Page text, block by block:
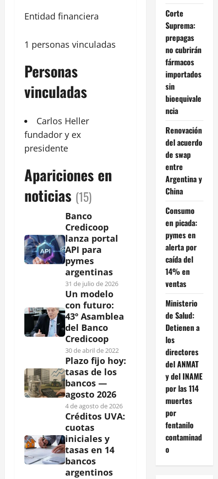
Entidad financiera
1 personas vinculadas
Personas
vinculadas
Carlos Heller
fundador y ex
presidente
Apariciones en
noticias (15)
Banco
Credicoop
lanza portal
API para
pymes
argentinas
31 de julio de 2026
Un modelo
con futuro:
43º Asamblea
del Banco
Credicoop
30 de abril de 2022
Plazo fijo hoy:
tasas de los
bancos —
agosto 2026
4 de agosto de 2026
Créditos UVA:
cuotas
iniciales y
tasas en 14
bancos
argentinos
Corte
Suprema:
prepagas
no cubrirán
fármacos
importados
sin
bioequivale
ncia
Renovación
del acuerdo
de swap
entre
Argentina y
China
Consumo
en picada:
pymes en
alerta por
caída del
14% en
ventas
Ministerio
de Salud:
Detienen a
los
directores
del ANMAT
y del INAME
por las 114
muertes
por
fentanilo
contaminad
o